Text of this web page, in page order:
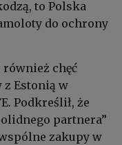
to Polska
do ochrony
również chęć
Estonią w
Podkreślił, że
partnera”
zakupy w